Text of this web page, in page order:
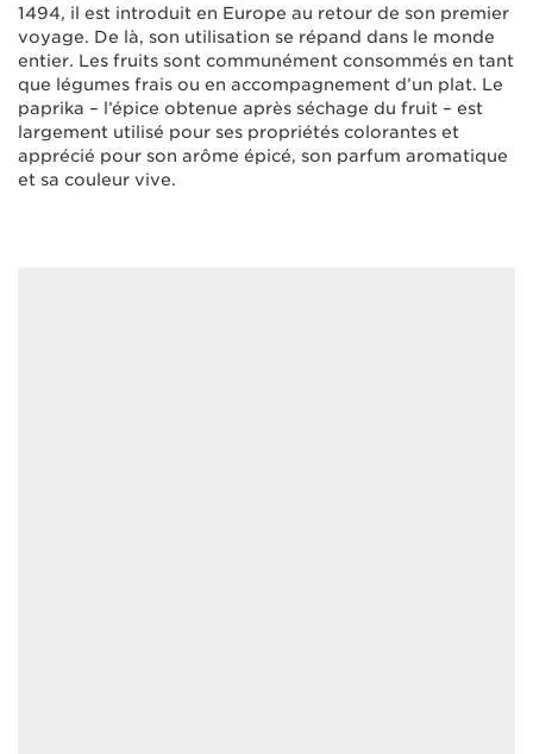
1494, il est introduit en Europe au retour de son premier
voyage. De là, son utilisation se répand dans le monde
entier. Les fruits sont communément consommés en tant
que légumes frais ou en accompagnement d’un plat. Le
paprika – l’épice obtenue après séchage du fruit – est
largement utilisé pour ses propriétés colorantes et
apprécié pour son arôme épicé, son parfum aromatique
et sa couleur vive.